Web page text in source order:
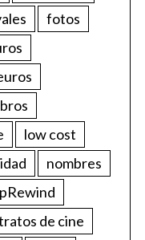
fotos
low cost
nombres
de cine